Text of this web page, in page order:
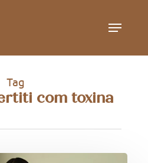
Menu
Tag
com toxina